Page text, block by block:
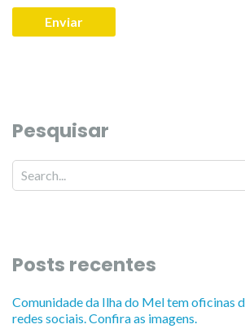
Pesquisar
Posts recentes
Comunidade da Ilha do Mel tem oficinas
redes sociais. Confira as imagens.